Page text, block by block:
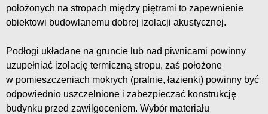
położonych na stropach między piętrami to zapewnienie
obiektowi budowlanemu dobrej izolacji akustycznej.
Podłogi układane na gruncie lub nad piwnicami powinny
uzupełniać izolację termiczną stropu, zaś położone
w pomieszczeniach mokrych (pralnie, łazienki) powinny być
odpowiednio uszczelnione i zabezpieczać konstrukcję
budynku przed zawilgoceniem. Wybór materiału